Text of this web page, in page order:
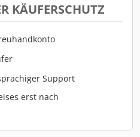
KÄUFERSCHUTZ
Support
erst nach